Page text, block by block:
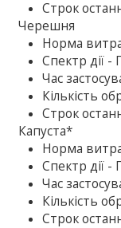
Строк
Черешня
Норма
Спектр дії -
Час
Кількість
Строк
Капуста*
Норма
Спектр дії -
Час
Кількість
Строк